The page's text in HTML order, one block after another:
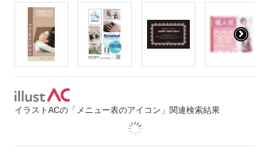
イラストACの「メニュー表のアイコン」関連検索結果